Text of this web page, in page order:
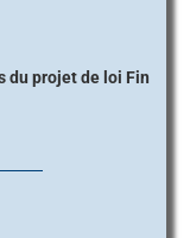
du projet de loi Fin